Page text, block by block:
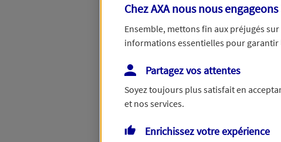
accompagner au mieux dans
Que souhaitez-vous
Chez AXA nous nous
Ensemble, mettons fin aux préjugés
informations essentielles pour garantir
Partagez vos attentes
Soyez toujours plus satisfait en
et nos services.
Enrichissez votre expérience